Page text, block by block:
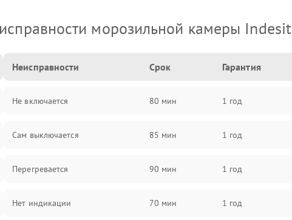
морозильной камеры Indesit
Неисправности Срок Гарантия
Не включается 80 мин 1 год
Сам выключается 85 мин 1 год
Перегревается 90 мин 1 год
Нет индикации 70 мин 1 год